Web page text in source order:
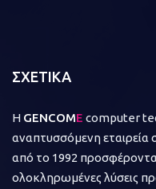
ΣΧΕΤΙΚΑ
Η GENCOME computer
αναπτυσσόμενη
από το 1992
ολοκληρωμένες λύσεις